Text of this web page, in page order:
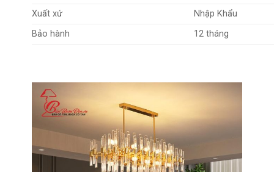
Xuất xứ
Nhập Khẩu
Bảo hành
12 tháng